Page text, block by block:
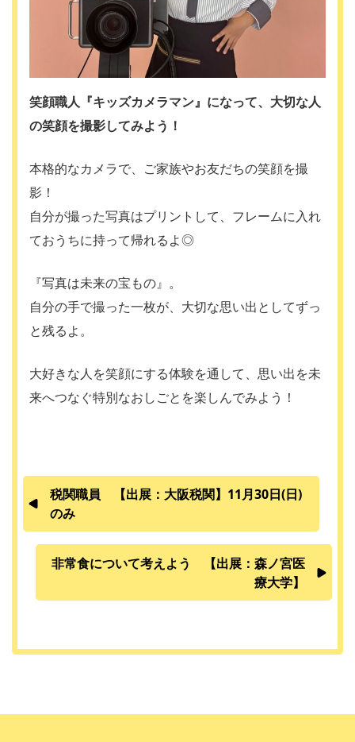
笑顔職人『キッズカメラマン』になって、大切な人
の笑顔を撮影してみよう！
本格的なカメラで、ご家族やお友だちの笑顔を撮
影！
自分が撮った写真はプリントして、フレームに入れ
ておうちに持って帰れるよ◎
『写真は未来の宝もの』。
自分の手で撮った一枚が、大切な思い出としてずっ
と残るよ。
大好きな人を笑顔にする体験を通して、思い出を未
来へつなぐ特別なおしごとを楽しんでみよう！
税関職員 【出展：大阪税関】11月30日(日)
のみ
非常食について考えよう 【出展：森ノ宮医
療大学】